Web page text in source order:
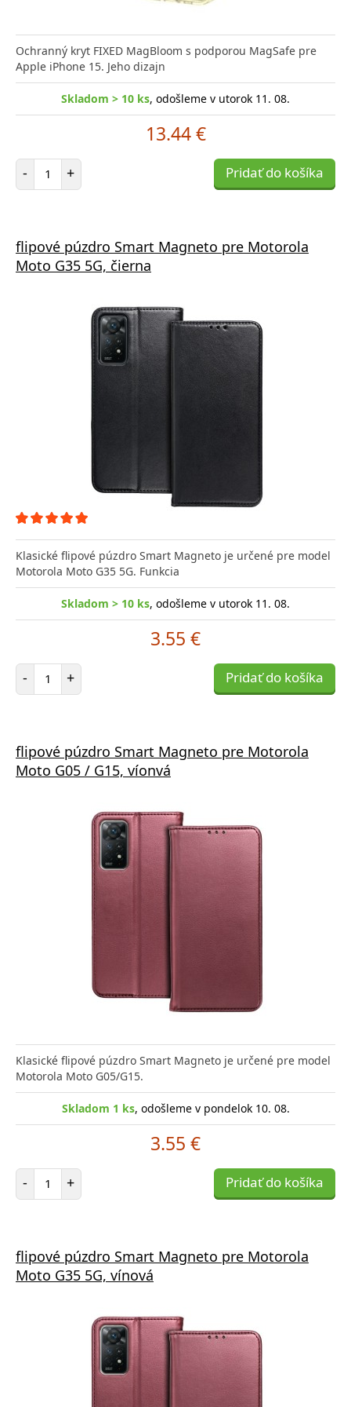
Ochranný kryt FIXED MagBloom s podporou MagSafe pre
Apple iPhone 15. Jeho dizajn
Skladom > 10 ks, odošleme v utorok 11. 08.
13.44 €
- Počet položiek
+ Pridať do košíka
flipové púzdro Smart Magneto pre Motorola
Moto G35 5G, čierna
Klasické flipové púzdro Smart Magneto je určené pre model
Motorola Moto G35 5G. Funkcia
Skladom > 10 ks, odošleme v utorok 11. 08.
3.55 €
- Počet položiek
+ Pridať do košíka
flipové púzdro Smart Magneto pre Motorola
Moto G05 / G15, víonvá
Klasické flipové púzdro Smart Magneto je určené pre model
Motorola Moto G05/G15.
Skladom 1 ks, odošleme v pondelok 10. 08.
3.55 €
- Počet položiek
+ Pridať do košíka
flipové púzdro Smart Magneto pre Motorola
Moto G35 5G, vínová